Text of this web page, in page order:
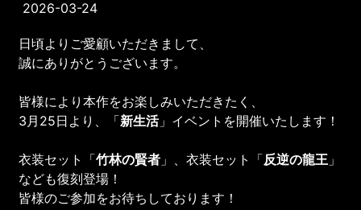
2026-03-24
日頃よりご愛顧いただきまして、
誠にありがとうございます。
皆様により本作をお楽しみいただきたく、
3月25日より、「新生活」イベントを開催いたします！
衣装セット「竹林の賢者 」、衣装セット「反逆の龍王 」
なども復刻登場！
皆様のご参加をお待ちしております！